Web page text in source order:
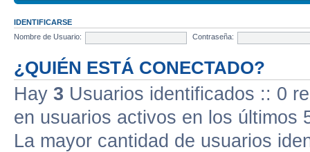
IDENTIFICARSE
Nombre de Usuario:
Contraseña:
¿QUIÉN ESTÁ CONECTADO?
Hay 3 Usuarios identificados :: 0
en usuarios activos en los últimos
La mayor cantidad de usuarios